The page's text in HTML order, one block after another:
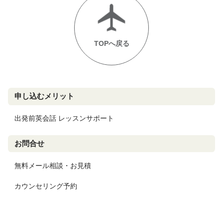
TOPへ戻る
申し込むメリット
出発前英会話 レッスンサポート
お問合せ
無料メール相談・お見積
カウンセリング予約